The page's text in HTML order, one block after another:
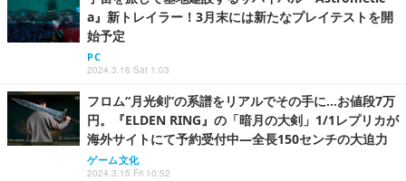
a』新トレイラー！3月末には新たなプレイテストを開
始予定
PC
2024.3.16 Sat 1:03
フロム“月光剣”の系譜をリアルでその手に…お値段7万
円。『ELDEN RING』の「暗月の大剣」1/1レプリカが
海外サイトにて予約受付中―全長150センチの大迫力
ゲーム文化
2024.3.15 Fri 10:52